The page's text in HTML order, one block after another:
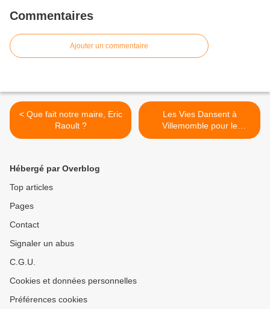
Commentaires
Ajouter un commentaire
< Que fait notre maire, Eric
Raoult ?
Les Vies Dansent à
Villemomble pour le
Téléthon >
Hébergé par Overblog
Top articles
Pages
Contact
Signaler un abus
C.G.U.
Cookies et données personnelles
Préférences cookies